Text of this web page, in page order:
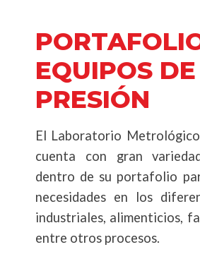
EQUIPOS DE
PRESIÓN
El Laboratorio
cuenta con gran
dentro de su portafolio
necesidades en los
industriales, alimenticios,
entre otros procesos.